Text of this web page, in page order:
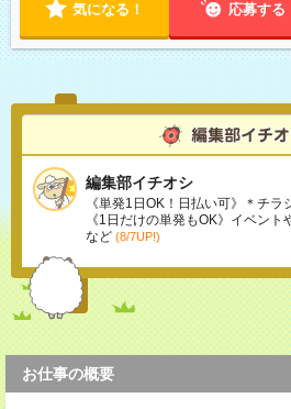
気になる！ 応募する
編集部イチオシ
《単発1日OK！日払い可》＊チラ
《1日だけの単発もOK》イベン
など (8/7UP!)
お仕事の概要